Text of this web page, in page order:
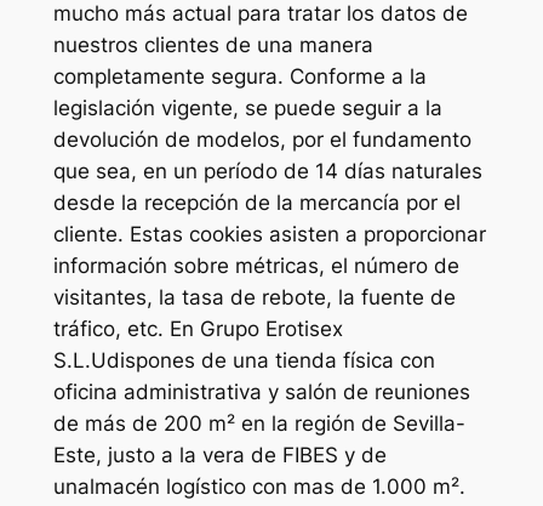
mucho más actual para tratar los datos de
nuestros clientes de una manera
completamente segura. Conforme a la
legislación vigente, se puede seguir a la
devolución de modelos, por el fundamento
que sea, en un período de 14 días naturales
desde la recepción de la mercancía por el
cliente. Estas cookies asisten a proporcionar
información sobre métricas, el número de
visitantes, la tasa de rebote, la fuente de
tráfico, etc. En Grupo Erotisex
S.L.Udispones de una tienda física con
oficina administrativa y salón de reuniones
de más de 200 m² en la región de Sevilla-
Este, justo a la vera de FIBES y de
unalmacén logístico con mas de 1.000 m².